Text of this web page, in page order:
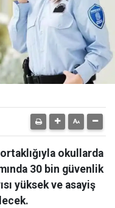
okullarda
30 bin güvenlik
yüksek ve asayiş